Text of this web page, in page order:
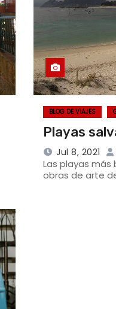
BLOG DE VIAJES
Playas
Jul 8, 2021
Las playas más
obras de arte